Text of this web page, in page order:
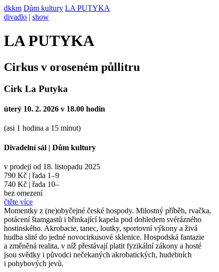
dkkm Dům kultury LA PUTYKA
divadlo | show
LA PUTYKA
Cirkus v oroseném půllitru
Cirk La Putyka
úterý 10. 2. 2026 v 18.00 hodin
(asi 1 hodina a 15 minut)
Divadelní sál | Dům kultury
v prodeji od 18. listopadu 2025
790 Kč | řada 1–9
740 Kč | řada 10–
bez omezení
čtěte více
Momentky z (ne)obyčejné české hospody. Milostný příběh, rvačka,
potácení štamgastů i břinkající kapela pod dohledem svérázného
hostinského. Akrobacie, tanec, loutky, sportovní výkony a živá
hudba slité do jedné novocirkusové sklenice. Hospodská fantazie
a změněná realita, v níž přestávají platit fyzikální zákony a hosté
jsou svědky i původci nečekaných akrobatických, hudebních
i pohybových jevů.